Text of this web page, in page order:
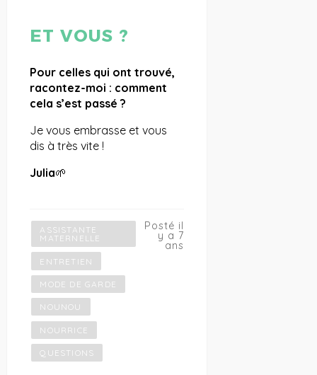
ET VOUS ?
Pour celles qui ont trouvé,
racontez-moi : comment
cela s’est passé ?
Je vous embrasse et vous
dis à très vite !
Julia🌱
ASSISTANTE
MATERNELLE
ENTRETIEN
MODE DE GARDE
NOUNOU
NOURRICE
QUESTIONS
Posté il
y a 7
ans